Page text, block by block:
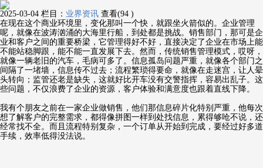
2025-03-04 栏目： 业界资讯 查看(94 )
在现在这个商业环境里，变化那叫一个快，就跟坐火箭似的。企业管理
呢，就像在波涛汹涌的大海里行船，到处都是挑战。销售部门，那可是企
业和客户之间的重要桥梁，它管理得好不好，直接决定了企业在市场上能
不能站稳脚跟，能不能一直发展下去。然而，传统销售管理模式，哎呀，
就像一辆老旧的汽车，毛病可多了。信息孤岛问题严重，就像各个部门之
间隔了一堵墙，信息传不过去；流程繁琐得要命，就像在走迷宫，让人晕
头转向；监管还老是缺失，这就好比开车没有交警指挥，容易出乱子。这
些问题，不仅浪费了企业的资源，客户体验和满意度也跟着直线下降。
我有个朋友之前在一家企业做销售，他们那信息碎片化特别严重，他每次
想了解客户的完整需求，都得像拼图一样到处找信息，累得够呛不说，还
经常找不全。而且流程特别复杂，一个订单从开始到完成，要经过好多道
手续，效率低得没法说。